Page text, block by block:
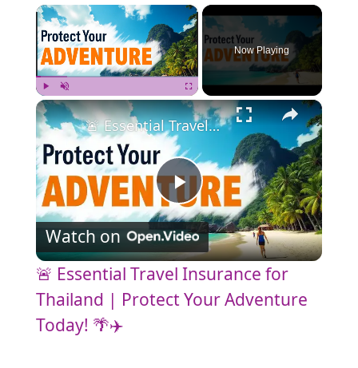
×
Play Unmute Fullscreen
Now Playing
×
P
l
a
🚨 Essential Travel Insurance for Thailand | Protect Your Adventure Today! 🌴✈️
Watch on
🚨 Essential Travel Insurance for
Thailand | Protect Your Adventure
Today! 🌴✈️